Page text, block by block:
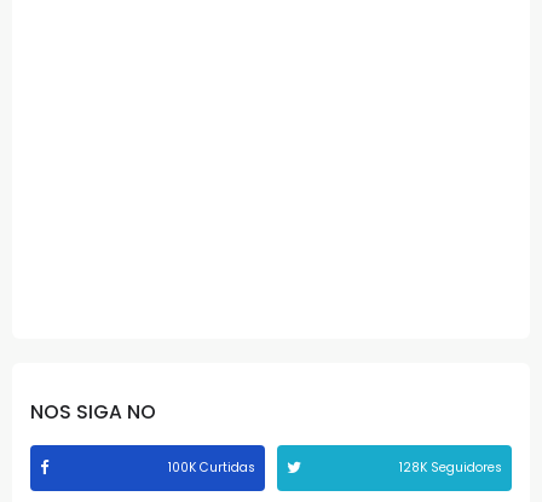
NOS SIGA NO
100K Curtidas 128K Seguidores